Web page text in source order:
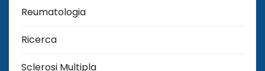
Reumatologia
Ricerca
Sclerosi Multipla